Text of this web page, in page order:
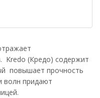
Kredo (Кредо) содержит
повышает прочность
волн придают